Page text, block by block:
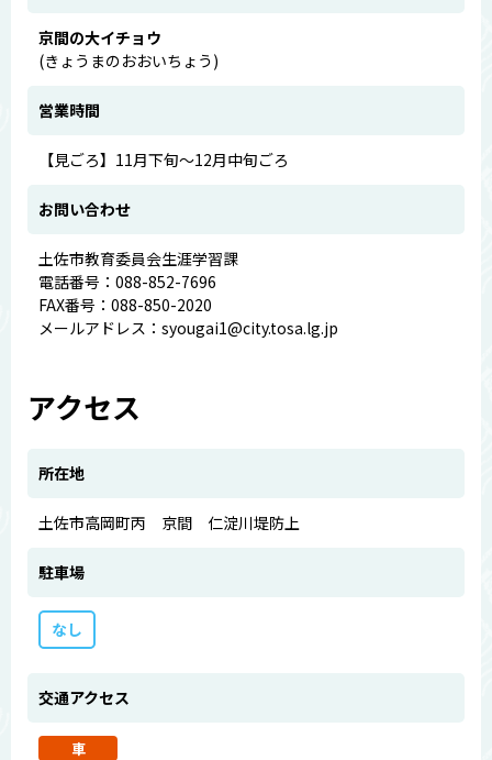
京間の大イチョウ
(きょうまのおおいちょう)
営業時間
【見ごろ】11月下旬〜12月中旬ごろ
お問い合わせ
土佐市教育委員会生涯学習課
電話番号：088-852-7696
FAX番号：088-850-2020
メールアドレス：syougai1@city.tosa.lg.jp
アクセス
所在地
土佐市高岡町丙 京間 仁淀川堤防上
駐車場
なし
交通アクセス
車